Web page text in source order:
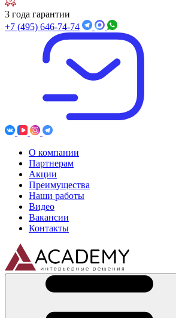
3 года гарантии
+7 (495) 646-74-74
О компании
Партнерам
Акции
Преимущества
Наши работы
Видео
Вакансии
Контакты